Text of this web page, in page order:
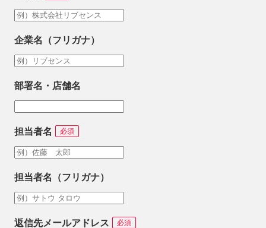
企業名（フリガナ）
部署名・店舗名
担当者名 必須
担当者名（フリガナ）
返信先メールアドレス 必須